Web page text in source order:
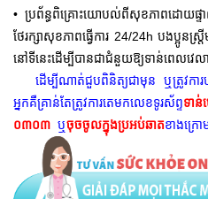
• ប្រព័ន្ធពិគ្រោះយោបល់ពីសុខភាពដោយផ្ទ
ថែរក្សាសុខភាពធ្វើការ 24/24h បងប្អូនស្
នៅទីនេះដើម្បីបានជាជំនួយឱ្យទាន់ពេលវេល
ដើម្បីណាត់ជួបពិនិត្យជាមុន ឬត្រូវកា
អ្នកគឺគ្រាន់តែត្រូវការតេមកលេខទូរស័ព្ទទាន់
០៣០៣ ឬចុចចូលក្នុងប្រអប់ឆាតខាងក្រោ